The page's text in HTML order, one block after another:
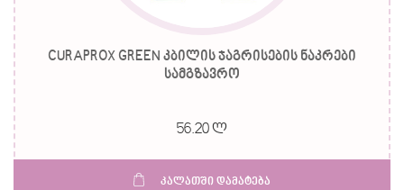
CURAPROX GREEN კბილის ჯაგრისების ნაკრები
სამგზავრო
56.20 ლ
კალათში დამატება